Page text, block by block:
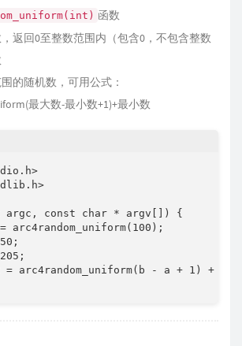
函数
返回0至整数范围内（包含0，不包含整数
的随机数，可用公式：
最大数-最小数+1)+最小数
argc, const char * argv[]) {
arc4random_uniform(100);
= arc4random_uniform(b - a + 1) + a;